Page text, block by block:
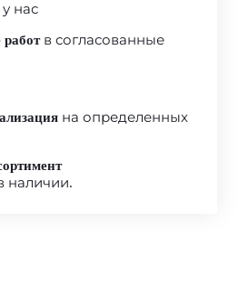
нас
в согласованные
на определенных
наличии.